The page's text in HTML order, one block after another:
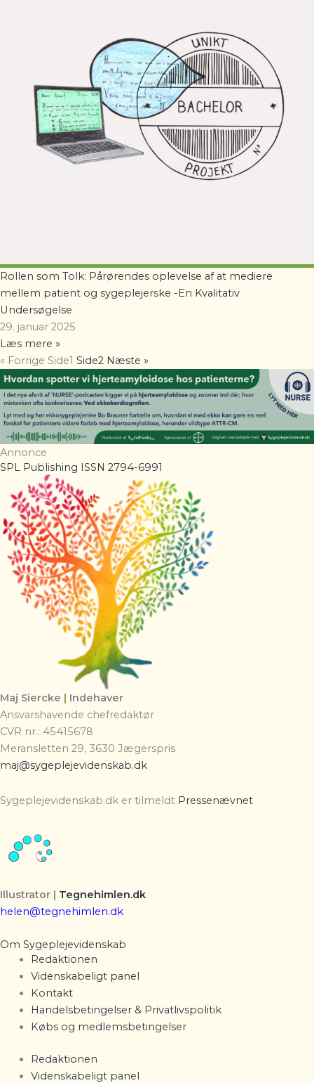
Rollen som Tolk: Pårørendes oplevelse af at mediere
mellem patient og sygeplejerske -En Kvalitativ
Undersøgelse
29. januar 2025
Læs mere »
« Forrige Side1 Side2 Næste »
Annonce
SPL Publishing ISSN 2794-6991
Maj Siercke | Indehaver
Ansvarshavende chefredaktør
CVR nr.: 45415678
Meransletten 29, 3630 Jægerspris
maj@sygeplejevidenskab.dk
Sygeplejevidenskab.dk er tilmeldt Pressenævnet
Illustrator | Tegnehimlen.dk
helen@tegnehimlen.dk
Om Sygeplejevidenskab
Redaktionen
Videnskabeligt panel
Kontakt
Handelsbetingelser & Privatlivspolitik
Købs og medlemsbetingelser
Redaktionen
Videnskabeligt panel